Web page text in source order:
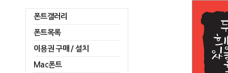
폰트갤러리
폰트목록
이용권 구매 / 설치
Mac폰트